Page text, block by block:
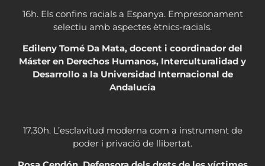
16h. Els confins racials a Espanya. Empresonament
selectiu amb aspectes ètnics-racials.
Edileny Tomé Da Mata, docent i coordinador del
Máster en Derechos Humanos, Interculturalidad y
Desarrollo a la Universidad Internacional de
Andalucía
17.30h. L’esclavitud moderna com a instrument de
poder i privació de llibertat.